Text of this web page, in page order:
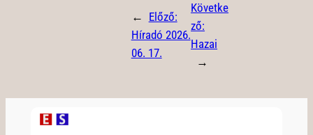
← Előző:
Híradó 2026.
06. 17.
Követke
ző:
Hazai
→